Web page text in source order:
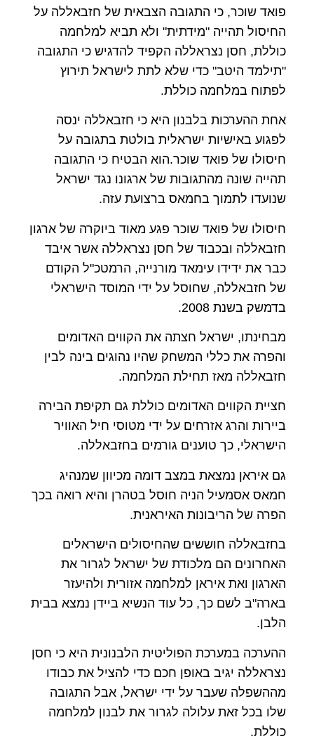
פואד שוכר, כי התגובה הצבאית של חזבאללה על
החיסול תהייה "מידתית" ולא תביא למלחמה
כוללת, חסן נצראללה הקפיד להדגיש כי התגובה
"תילמד היטב" כדי שלא לתת לישראל תירוץ
לפתוח במלחמה כוללת.
אחת ההערכות בלבנון היא כי חזבאללה ינסה
לפגוע באישיות ישראלית בולטת בתגובה על
חיסולו של פואד שוכר.הוא הבטיח כי התגובה
תהייה שונה מהתגובות של ארגונו נגד ישראל
שנועדו לתמוך בחמאס ברצועת עזה.
חיסולו של פואד שוכר פגע מאוד ביוקרה של ארגון
חזבאללה ובכבוד של חסן נצראללה אשר איבד
כבר את ידידו עימאד מורנייה, הרמטכ"ל הקודם
של חזבאללה, שחוסל על ידי המוסד הישראלי
בדמשק בשנת 2008.
מבחינתו, ישראל חצתה את הקווים האדומים
והפרה את כללי המשחק שהיו נהוגים בינה לבין
חזבאללה מאז תחילת המלחמה.
חציית הקווים האדומים כוללת גם תקיפת הבירה
ביירות והרג אזרחים על ידי מטוסי חיל האוויר
הישראלי, כך טוענים גורמים בחזבאללה.
גם איראן נמצאת במצב דומה מכיוון שמנהיג
חמאס אסמעיל הניה חוסל בטהרן והיא רואה בכך
הפרה של הריבונות האיראנית.
בחזבאללה חוששים שהחיסולים הישראלים
האחרונים הם מלכודת של ישראל לגרור את
הארגון ואת איראן למלחמה אזורית ולהיעזר
בארה"ב לשם כך, כל עוד הנשיא ביידן נמצא בבית
הלבן.
ההערכה במערכת הפוליטית הלבנונית היא כי חסן
נצראללה יגיב באופן חכם כדי להציל את כבודו
מההשפלה שעבר על ידי ישראל, אבל התגובה
שלו בכל זאת עלולה לגרור את לבנון למלחמה
כוללת.